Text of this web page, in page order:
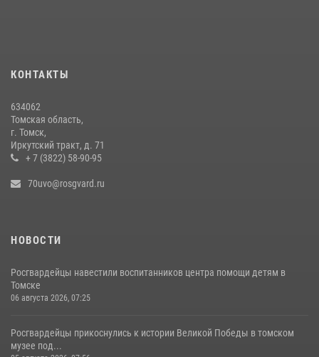
КОНТАКТЫ
634062
Томская область,
г. Томск,
Иркутский тракт, д. 71
+ 7 (3822) 58-90-95
70uvo@rosgvard.ru
НОВОСТИ
Росгвардейцы навестили воспитанников центра помощи детям в
Томске
06 августа 2026, 07:25
Росгвардейцы прикоснулись к истории Великой Победы в томском
музее под...